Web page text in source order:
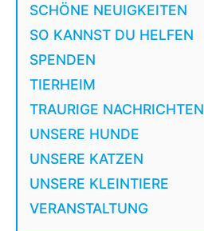
SCHÖNE NEUIGKEITEN
SO KANNST DU HELFEN
SPENDEN
TIERHEIM
TRAURIGE NACHRICHTEN
UNSERE HUNDE
UNSERE KATZEN
UNSERE KLEINTIERE
VERANSTALTUNG